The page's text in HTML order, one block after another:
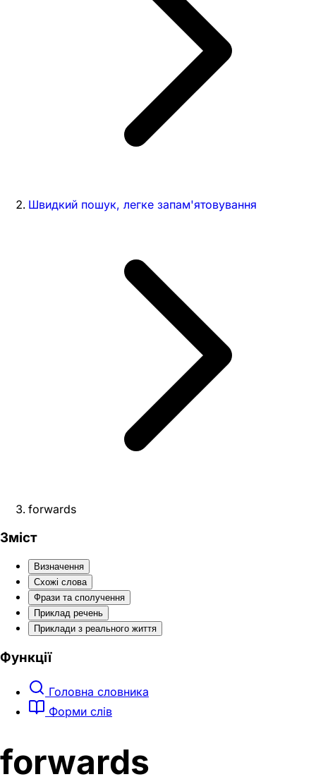
Швидкий пошук, легке запам'ятовування
forwards
Зміст
Визначення
Схожі слова
Фрази та сполучення
Приклад речень
Приклади з реального життя
Функції
Головна словника
Форми слів
forwards